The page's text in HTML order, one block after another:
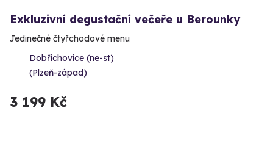
Exkluzivní degustační večeře u Berounky
Jedinečné čtyřchodové menu
Dobřichovice (ne-st)
(Plzeň-západ)
3 199 Kč